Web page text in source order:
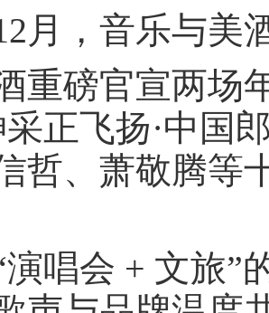
月，音乐与美
磅官宣两场年
正飞扬·中国
哲、萧敬腾等
会 + 文旅”的